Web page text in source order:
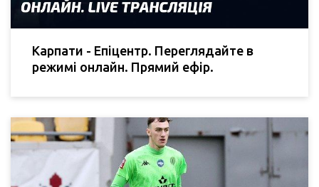
Карпати - Епіцентр. Переглядайте в
режимі онлайн. Прямий ефір.